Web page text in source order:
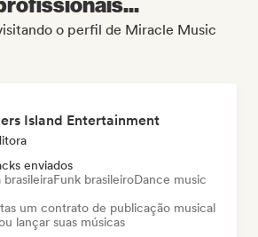
o perfil de Miracle Music
Island Entertainment
enviados
brasileiraFunk brasileiroDance music
um contrato de publicação musical
lançar suas músicas